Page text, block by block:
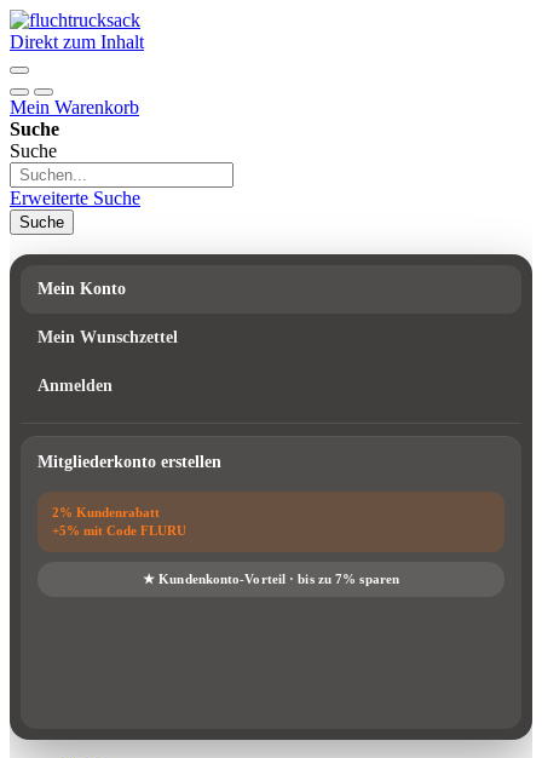
Direkt zum Inhalt
Mein Warenkorb
Suche
Suche
Erweiterte Suche
Suche
Mein Konto
Mein Wunschzettel
Anmelden
Mitgliederkonto erstellen